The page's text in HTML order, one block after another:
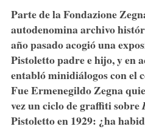
Parte de la Fondazione
autodenomina archivo
año pasado acogió una
Pistoletto padre e hijo, y en
entabló minidiálogos con el
Fue Ermenegildo Zegna
vez un ciclo de graffiti sobre
Pistoletto en 1929: ¿ha